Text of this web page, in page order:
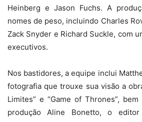
Heinberg e Jason Fuchs. A
nomes de peso, incluindo Charles
Zack Snyder e Richard Suckle, com
executivos.
Nos bastidores, a equipe inclui
fotografia que trouxe sua visão a
Limites” e “Game of Thrones”,
produção Aline Bonetto, o